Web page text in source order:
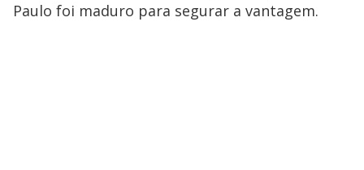
Paulo foi maduro para segurar a vantagem.